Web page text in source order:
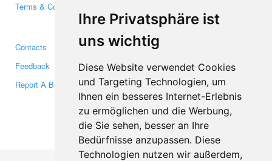
Ihre Privatsphäre ist
uns wichtig
Diese Website verwendet Cookies
und Targeting Technologien, um
Ihnen ein besseres Internet-Erlebnis
zu ermöglichen und die Werbung,
die Sie sehen, besser an Ihre
Bedürfnisse anzupassen. Diese
Technologien nutzen wir außerdem,
Terms & Conditions
Media
Contacts
Feedback
Report A Bug
Facebook
Twitter
YouTube
Google+
Makis© Copyright 2026